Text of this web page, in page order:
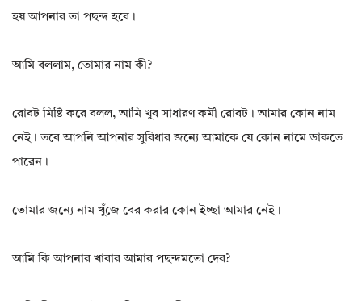
হয় আপনার তা পছন্দ হবে।
আমি বললাম, তোমার নাম কী?
রোবট মিষ্টি করে বলল, আমি খুব সাধারণ কর্মী রোবট। আমার কোন নাম
নেই। তবে আপনি আপনার সুবিধার জন্যে আমাকে যে কোন নামে ডাকতে
পারেন।
তোমার জন্যে নাম খুঁজে বের করার কোন ইচ্ছা আমার নেই।
আমি কি আপনার খাবার আমার পছন্দমতো দেব?